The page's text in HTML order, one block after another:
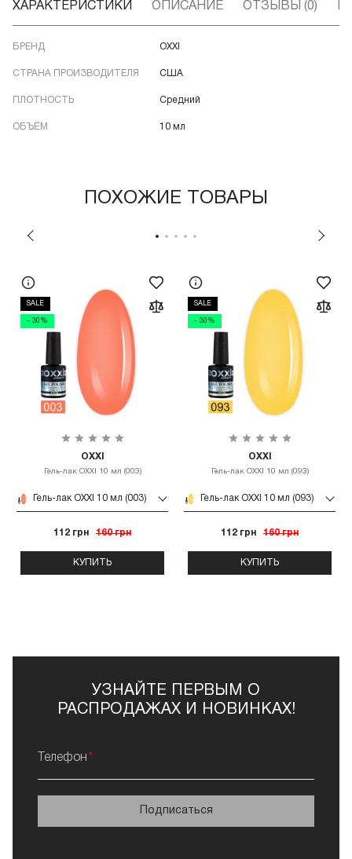
ХАРАКТЕРИСТИКИ ОПИСАНИЕ ОТЗЫВЫ (0)
БРЕНД OXXI
СТРАНА ПРОИЗВОДИТЕЛЯ США
ПЛОТНОСТЬ Средний
ОБЪЁМ 10 мл
ПОХОЖИЕ ТОВАРЫ
SALE
- 30%
OXXI
Гель-лак OXXI 10 мл (003)
Гель-лак OXXI 10 мл (003)
112 грн 160 грн
КУПИТЬ
SALE
- 30%
OXXI
Гель-лак OXXI 10 мл (093)
Гель-лак OXXI 10 мл (093)
112 грн 160 грн
КУПИТЬ
УЗНАЙТЕ ПЕРВЫМ О
РАСПРОДАЖАХ И НОВИНКАХ!
Телефон
Подписаться